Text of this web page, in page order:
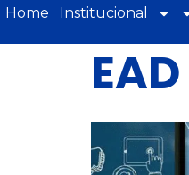
Home Institucional